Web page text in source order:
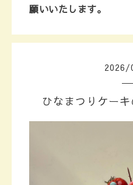
願いいたします。
2026/
ひなまつりケー